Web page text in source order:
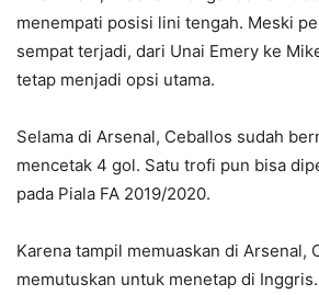
menempati posisi lini tengah. Meski
sempat terjadi, dari Unai Emery ke
tetap menjadi opsi utama.
Selama di Arsenal, Ceballos sudah
mencetak 4 gol. Satu trofi pun bisa
pada Piala FA 2019/2020.
Karena tampil memuaskan di Arsenal,
memutuskan untuk menetap di